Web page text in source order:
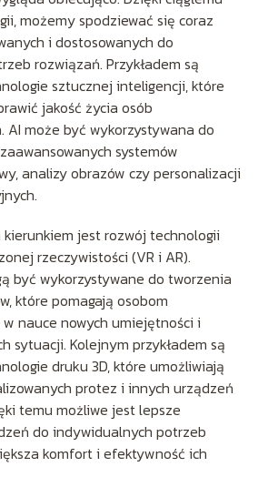
możemy spodziewać się coraz
i dostosowanych do
rozwiązań. Przykładem są
sztucznej inteligencji, które
jakość życia osób
AI może być wykorzystywana do
systemów
analizy obrazów czy personalizacji
jest rozwój technologii
rzeczywistości (VR i AR).
być wykorzystywane do tworzenia
które pomagają osobom
nauce nowych umiejętności i
sytuacji. Kolejnym przykładem są
druku 3D, które umożliwiają
protez i innych urządzeń
temu możliwe jest lepsze
do indywidualnych potrzeb
komfort i efektywność ich